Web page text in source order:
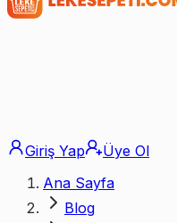
Giriş Yap
Üye Ol
Ana Sayfa
Blog